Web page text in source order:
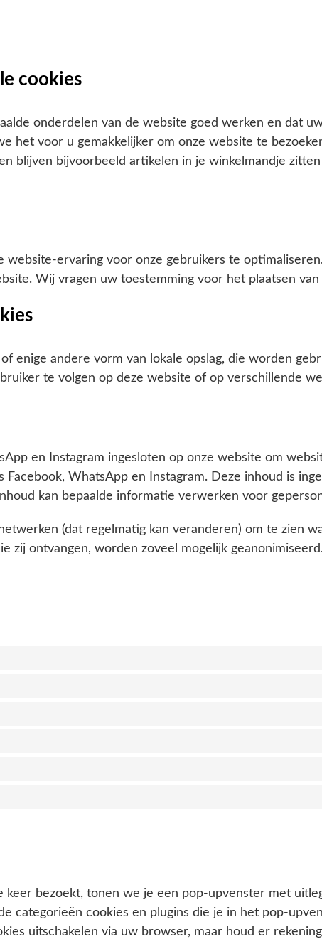
cookies
onderdelen van de website goed werken en dat
het voor u gemakkelijker om onze website te
blijven bijvoorbeeld artikelen in je winkelmandje
website-ervaring voor onze gebruikers te
Wij vragen uw toestemming voor het plaatsen
enige andere vorm van lokale opslag, die worden
te volgen op deze website of op verschillende
en Instagram ingesloten op onze website om
Facebook, WhatsApp en Instagram. Deze inhoud is
kan bepaalde informatie verwerken voor
(dat regelmatig kan veranderen) om te zien
zij ontvangen, worden zoveel mogelijk
bezoekt, tonen we je een pop-upvenster met
categorieën cookies en plugins die je in het pop-
uitschakelen via uw browser, maar houd er